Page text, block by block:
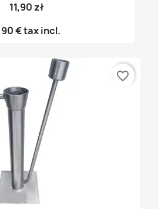
11,90 zł
€tax incl.
favorite_border